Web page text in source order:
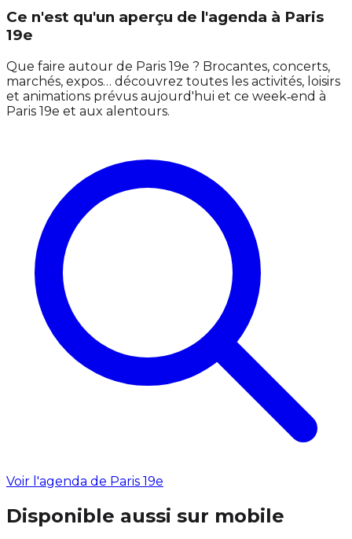
Ce n'est qu'un aperçu de l'agenda à Paris
19e
Que faire autour de Paris 19e ? Brocantes, concerts,
marchés, expos… découvrez toutes les activités, loisirs
et animations prévus aujourd'hui et ce week‑end à
Paris 19e et aux alentours.
Voir l'agenda de Paris 19e
Disponible aussi sur mobile